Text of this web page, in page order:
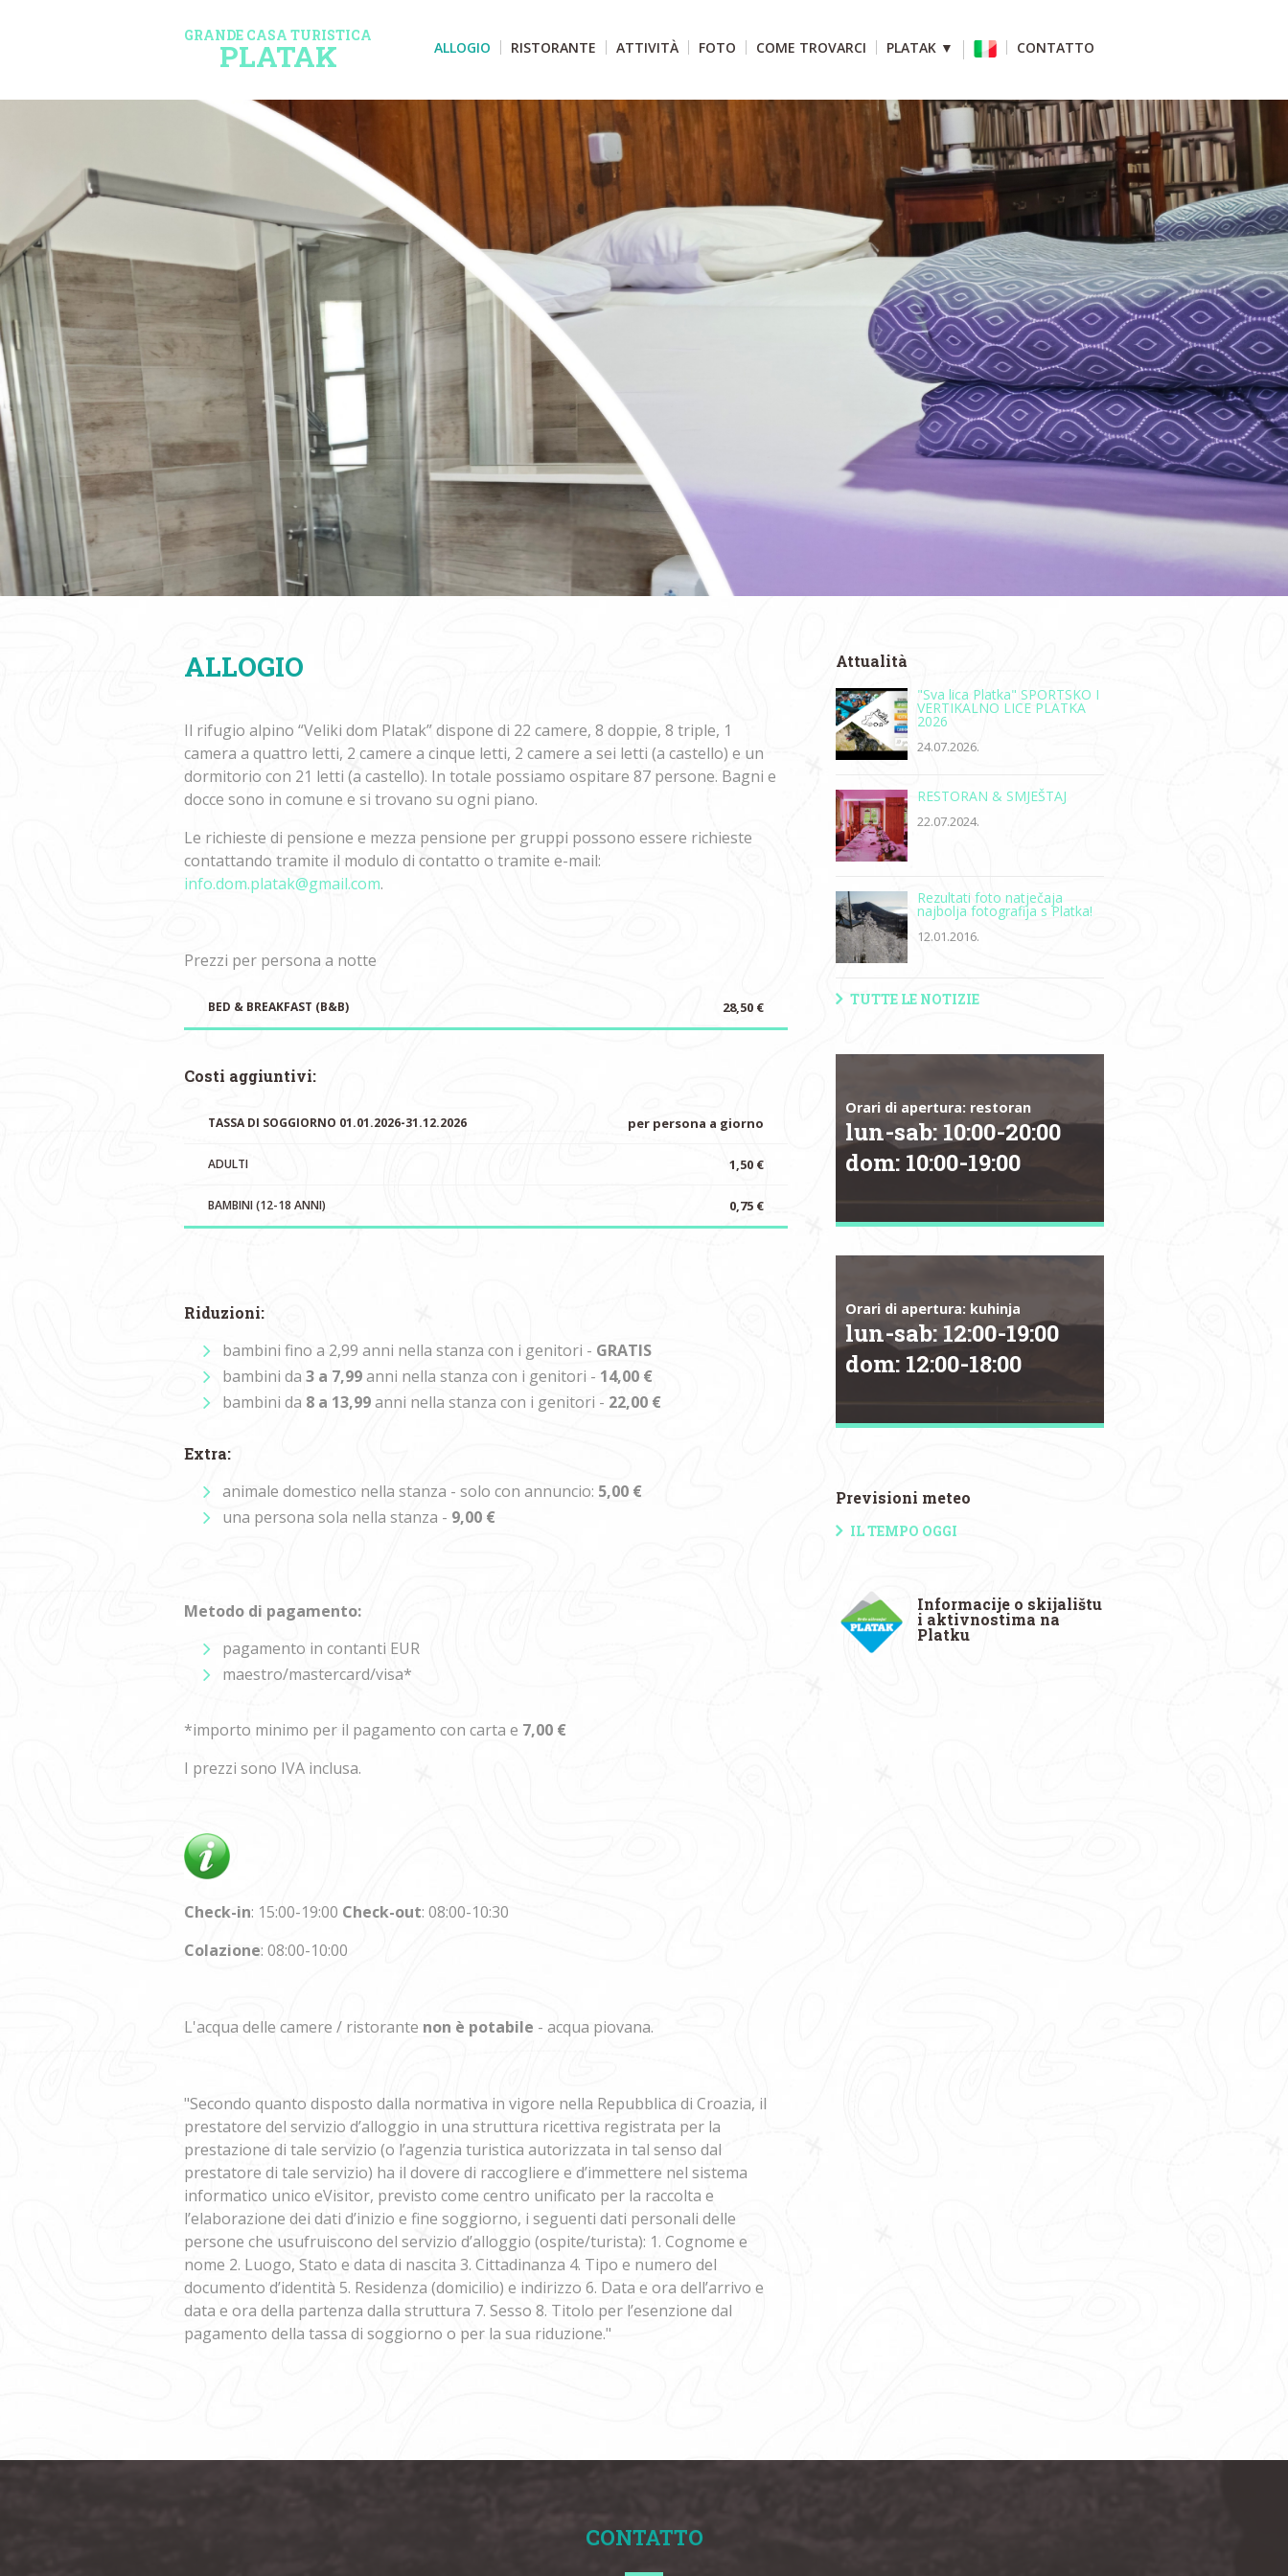
GRANDE CASA TURISTICA
PLATAK ALLOGIO RISTORANTE ATTIVITÀ FOTO COME TROVARCI PLATAK ▼ CONTATTO
ALLOGIO
Il rifugio alpino “Veliki dom Platak” dispone di 22 camere, 8 doppie, 8 triple, 1
camera a quattro letti, 2 camere a cinque letti, 2 camere a sei letti (a castello) e un
dormitorio con 21 letti (a castello). In totale possiamo ospitare 87 persone. Bagni e
docce sono in comune e si trovano su ogni piano.
Le richieste di pensione e mezza pensione per gruppi possono essere richieste
contattando tramite il modulo di contatto o tramite e-mail:
info.dom.platak@gmail.com.
Prezzi per persona a notte
BED & BREAKFAST (B&B) 28,50 €
Costi aggiuntivi:
TASSA DI SOGGIORNO 01.01.2026-31.12.2026 per persona a giorno
ADULTI 1,50 €
BAMBINI (12-18 ANNI) 0,75 €
Riduzioni:
bambini fino a 2,99 anni nella stanza con i genitori - GRATIS
bambini da 3 a 7,99anni nella stanza con i genitori - 14,00 €
bambini da 8 a 13,99anni nella stanza con i genitori - 22,00 €
Extra:
animale domestico nella stanza - solo con annuncio: 5,00 €
una persona sola nella stanza - 9,00 €
Metodo di pagamento:
pagamento in contanti EUR
maestro/mastercard/visa*
*importo minimo per il pagamento con carta e 7,00 €
I prezzi sono IVA inclusa.
Check-in: 15:00-19:00 Check-out: 08:00-10:30
Colazione: 08:00-10:00
L'acqua delle camere / ristorante non è potabile - acqua piovana.
"Secondo quanto disposto dalla normativa in vigore nella Repubblica di Croazia, il
prestatore del servizio d’alloggio in una struttura ricettiva registrata per la
prestazione di tale servizio (o l’agenzia turistica autorizzata in tal senso dal
prestatore di tale servizio) ha il dovere di raccogliere e d’immettere nel sistema
informatico unico eVisitor, previsto come centro unificato per la raccolta e
l’elaborazione dei dati d’inizio e fine soggiorno, i seguenti dati personali delle
persone che usufruiscono del servizio d’alloggio (ospite/turista): 1. Cognome e
nome 2. Luogo, Stato e data di nascita 3. Cittadinanza 4. Tipo e numero del
documento d’identità 5. Residenza (domicilio) e indirizzo 6. Data e ora dell’arrivo e
data e ora della partenza dalla struttura 7. Sesso 8. Titolo per l’esenzione dal
pagamento della tassa di soggiorno o per la sua riduzione."
Attualità
"Sva lica Platka" SPORTSKO I
VERTIKALNO LICE PLATKA
2026
24.07.2026.
RESTORAN & SMJEŠTAJ
22.07.2024.
Rezultati foto natječaja
najbolja fotografija s Platka!
12.01.2016.
TUTTE LE NOTIZIE
Orari di apertura: restoran
lun-sab: 10:00-20:00
dom: 10:00-19:00
Orari di apertura: kuhinja
lun-sab: 12:00-19:00
dom: 12:00-18:00
Previsioni meteo
IL TEMPO OGGI
Informacije o skijalištu
i aktivnostima na
Platku
CONTATTO